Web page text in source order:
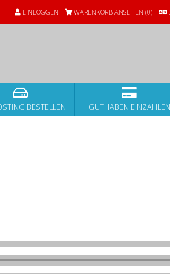
EINLOGGEN WARENKORB ANSEHEN (0)
BESTELLEN GUTHABEN EINZAHLEN